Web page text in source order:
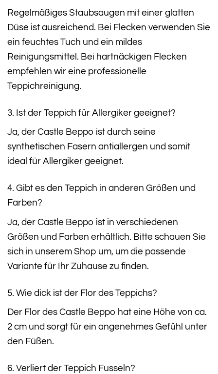
Regelmäßiges Staubsaugen mit einer glatten
Düse ist ausreichend. Bei Flecken verwenden Sie
ein feuchtes Tuch und ein mildes
Reinigungsmittel. Bei hartnäckigen Flecken
empfehlen wir eine professionelle
Teppichreinigung.
3. Ist der Teppich für Allergiker geeignet?
Ja, der Castle Beppo ist durch seine
synthetischen Fasern antiallergen und somit
ideal für Allergiker geeignet.
4. Gibt es den Teppich in anderen Größen und
Farben?
Ja, der Castle Beppo ist in verschiedenen
Größen und Farben erhältlich. Bitte schauen Sie
sich in unserem Shop um, um die passende
Variante für Ihr Zuhause zu finden.
5. Wie dick ist der Flor des Teppichs?
Der Flor des Castle Beppo hat eine Höhe von ca.
2 cm und sorgt für ein angenehmes Gefühl unter
den Füßen.
6. Verliert der Teppich Fusseln?